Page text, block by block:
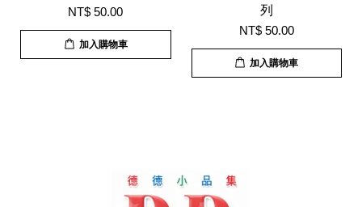
NT$ 50.00
加入購物車
列
NT$ 50.00
加入購物車